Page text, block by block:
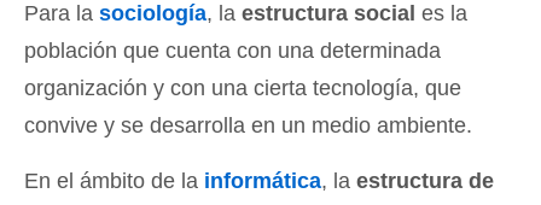
Para la sociología, la estructura social es la
población que cuenta con una determinada
organización y con una cierta tecnología, que
convive y se desarrolla en un medio ambiente.
En el ámbito de la informática, la estructura de